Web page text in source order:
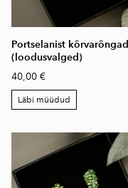
Portselanist kõrvarõngad
(loodusvalged)
40,00 €
Läbi müüdud